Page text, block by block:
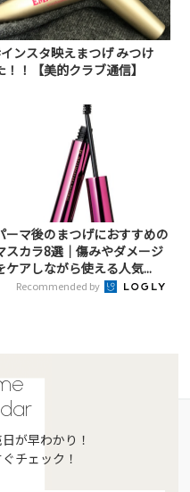
ンスタ映えまつげ みつけ
！！【美的クラブ通信】
ーマ後のまつげにおすすめの
スカラ8選｜傷みやダメージ
ケアしながら使える人気...
Recommended by
が早わかり！
チェック！